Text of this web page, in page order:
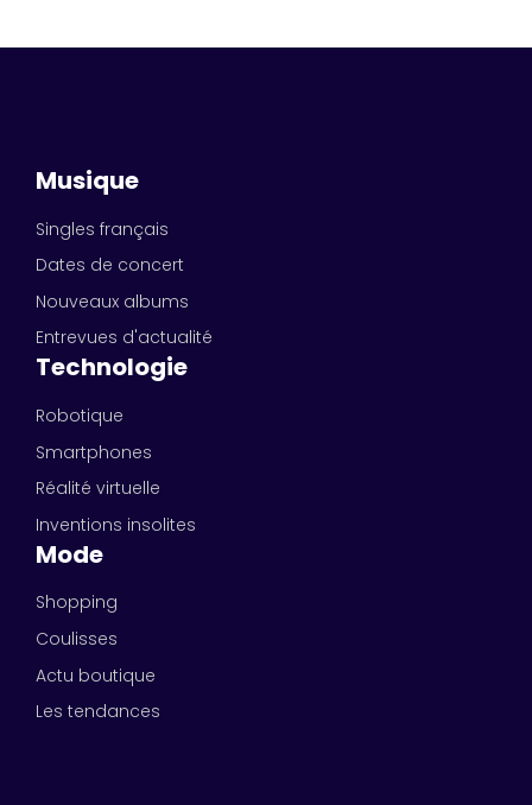
Musique
Singles français
Dates de concert
Nouveaux albums
Entrevues d'actualité
Technologie
Robotique
Smartphones
Réalité virtuelle
Inventions insolites
Mode
Shopping
Coulisses
Actu boutique
Les tendances